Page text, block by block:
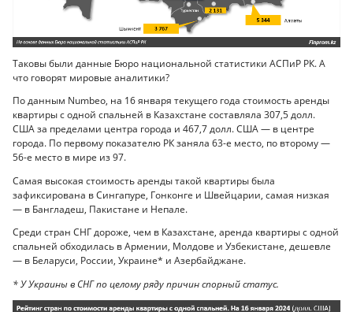
Таковы были данные Бюро национальной статистики АСПиР РК. А
что говорят мировые аналитики?
По данным Numbeo, на 16 января текущего года стоимость аренды
квартиры с одной спальней в Казахстане составляла 307,5 долл.
США за пределами центра города и 467,7 долл. США — в центре
города. По первому показателю РК заняла 63-е место, по второму —
56-е место в мире из 97.
Самая высокая стоимость аренды такой квартиры была
зафиксирована в Сингапуре, Гонконге и Швейцарии, самая низкая
— в Бангладеш, Пакистане и Непале.
Среди стран СНГ дороже, чем в Казахстане, аренда квартиры с одной
спальней обходилась в Армении, Молдове и Узбекистане, дешевле
— в Беларуси, России, Украине* и Азербайджане.
* У Украины в СНГ по целому ряду причин спорный статус.